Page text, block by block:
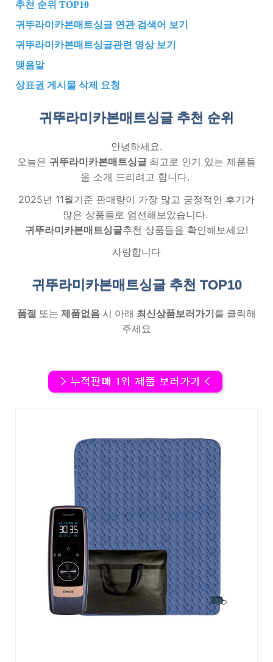
추천 순위 TOP10
귀뚜라미카본매트싱글 연관 검색어 보기
귀뚜라미카본매트싱글관련 영상 보기
맺음말
상표권 게시물 삭제 요청
귀뚜라미카본매트싱글 추천 순위
안녕하세요.
오늘은 귀뚜라미카본매트싱글 최고로 인기 있는 제품들
을 소개 드리려고 합니다.
2025년 11월기준 판매량이 가장 많고 긍정적인 후기가
많은 상품들로 엄선해보았습니다.
귀뚜라미카본매트싱글추천 상품들을 확인해보세요!
사랑합니다
귀뚜라미카본매트싱글 추천 TOP10
품절 또는 제품없음 시 아래 최신상품보러가기 를 클릭해
주세요